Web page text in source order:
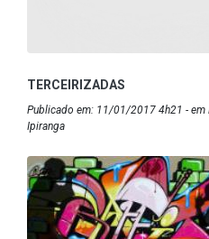
TERCEIRIZADAS
Publicado em: 11/01/2017 4h21 - em
Ipiranga